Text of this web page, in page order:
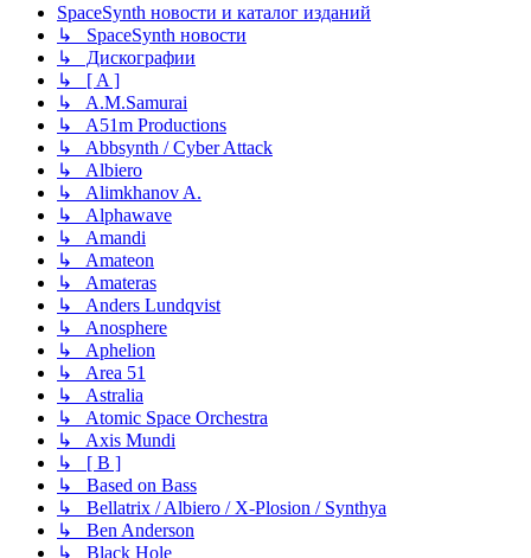
SpaceSynth новости и каталог изданий
↳ SpaceSynth новости
↳ Дискографии
↳ [ A ]
↳ A.M.Samurai
↳ A51m Productions
↳ Abbsynth / Cyber Attack
↳ Albiero
↳ Alimkhanov A.
↳ Alphawave
↳ Amandi
↳ Amateon
↳ Amateras
↳ Anders Lundqvist
↳ Anosphere
↳ Aphelion
↳ Area 51
↳ Astralia
↳ Atomic Space Orchestra
↳ Axis Mundi
↳ [ B ]
↳ Based on Bass
↳ Bellatrix / Albiero / X-Plosion / Synthya
↳ Ben Anderson
↳ Black Hole